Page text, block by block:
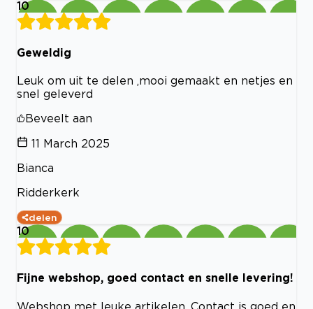
10
Geweldig
Leuk om uit te delen ,mooi gemaakt en netjes en
snel geleverd
Beveelt aan
11 March 2025
Bianca
Ridderkerk
delen
10
Fijne webshop, goed contact en snelle levering!
Webshop met leuke artikelen. Contact is goed en